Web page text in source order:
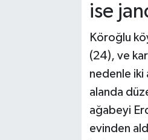
ise
Köroğlu
(24), ve
nedenle iki
alanda
ağabeyi
evinden